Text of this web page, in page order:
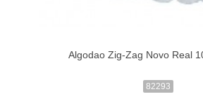
Algodao Zig-Zag Novo Real
82293